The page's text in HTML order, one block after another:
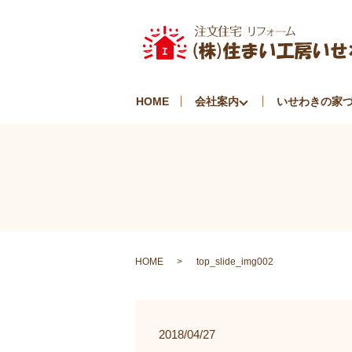
HOME 会社案内 いせわきの家
HOME top_slide_img002
2018/04/27